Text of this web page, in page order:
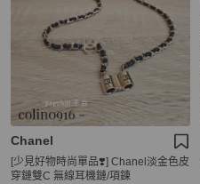
Chanel
[少見好物時尚單品❣️] Chanel淡金色皮
穿鏈雙C 無線耳機鏈/項鍊